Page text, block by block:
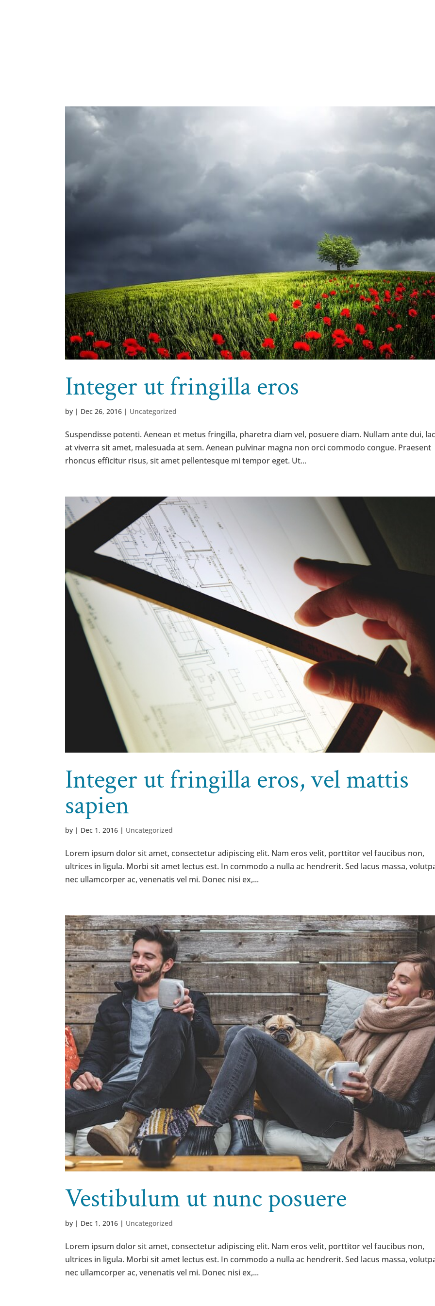
Integer ut fringilla eros
by | Dec 26, 2016 | Uncategorized
Suspendisse potenti. Aenean et metus fringilla, pharetra diam vel, posuere diam. Nullam ante dui,
at viverra sit amet, malesuada at sem. Aenean pulvinar magna non orci commodo congue. Praesent
rhoncus efficitur risus, sit amet pellentesque mi tempor eget. Ut...
Integer ut fringilla eros, vel mattis
sapien
by | Dec 1, 2016 | Uncategorized
Lorem ipsum dolor sit amet, consectetur adipiscing elit. Nam eros velit, porttitor vel faucibus non,
ultrices in ligula. Morbi sit amet lectus est. In commodo a nulla ac hendrerit. Sed lacus massa,
nec ullamcorper ac, venenatis vel mi. Donec nisi ex,...
Vestibulum ut nunc posuere
by | Dec 1, 2016 | Uncategorized
Lorem ipsum dolor sit amet, consectetur adipiscing elit. Nam eros velit, porttitor vel faucibus non,
ultrices in ligula. Morbi sit amet lectus est. In commodo a nulla ac hendrerit. Sed lacus massa,
nec ullamcorper ac, venenatis vel mi. Donec nisi ex,...